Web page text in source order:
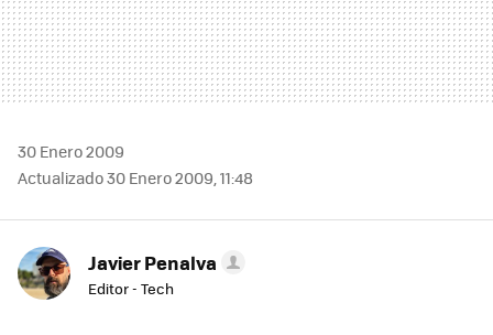
30 Enero 2009
Actualizado 30 Enero 2009, 11:48
Javier Penalva
Editor - Tech